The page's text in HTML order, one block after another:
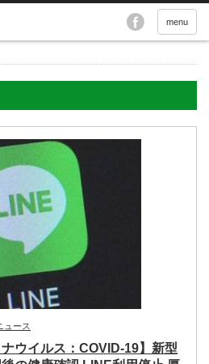
menu
ュース
ウイルス：COVID-19】新型